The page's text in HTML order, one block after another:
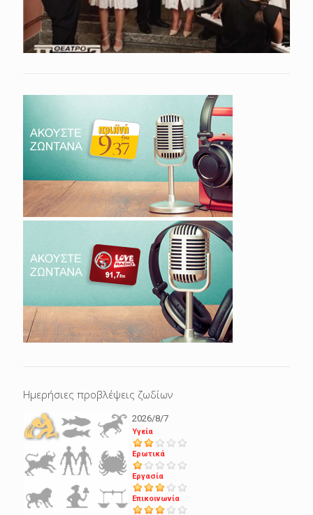
Ημερήσιες προβλέψεις ζωδίων
2026/8/7
Υγεία
Ερωτικά
Εργασία
Επικοινωνία